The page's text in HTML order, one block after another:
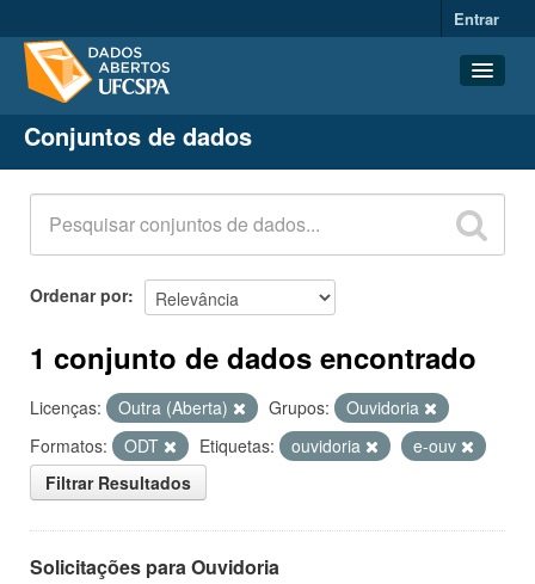
Entrar
Conjuntos de dados
Organizações
Grupos
Sobre
Conjuntos de dados
Ordenar por
1 conjunto de dados encontrado
Licenças: Outra (Aberta) Grupos:
Ouvidoria
Formatos:
ODT Etiquetas: ouvidoria
e-ouv
Filtrar Resultados
Solicitações para Ouvidoria